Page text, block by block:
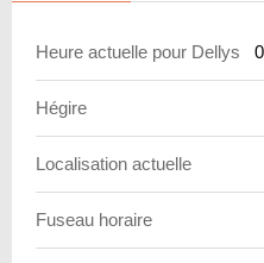
Heure actuelle pour Dellys
Hégire
Localisation actuelle
Fuseau horaire